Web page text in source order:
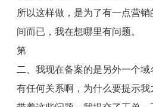
所以这样做，是为了有一点营
间而已，我在想哪里有问题。
第
二、我现在备案的是另外一个
有任何关系啊，为什么要提示